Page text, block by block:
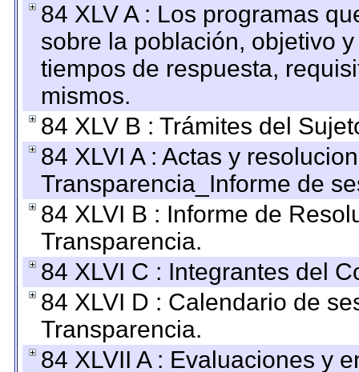
84 XLV A : Los programas
sobre la población, objetivo
tiempos de respuesta,
mismos.
84 XLV B : Trámites del
84 XLVI A : Actas y
Transparencia_Informe de
84 XLVI B : Informe de
Transparencia.
84 XLVI C : Integrantes del
84 XLVI D : Calendario de
Transparencia.
84 XLVII A : Evaluaciones y